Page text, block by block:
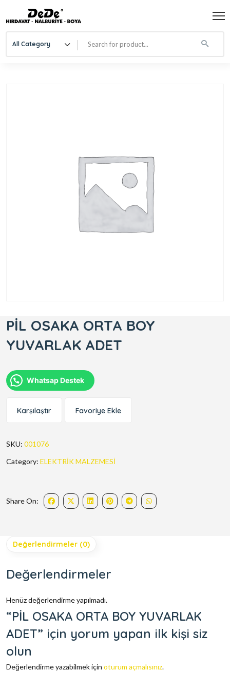
All Category
PİL OSAKA ORTA BOY
YUVARLAK ADET
Whatsap Destek
Karşılaştır Favoriye Ekle
SKU: 001076
Category: ELEKTRİK MALZEMESİ
Share On:
Değerlendirmeler (0)
Değerlendirmeler
Henüz değerlendirme yapılmadı.
“PİL OSAKA ORTA BOY YUVARLAK
ADET” için yorum yapan ilk kişi siz
olun
Değerlendirme yazabilmek için oturum açmalısınız.